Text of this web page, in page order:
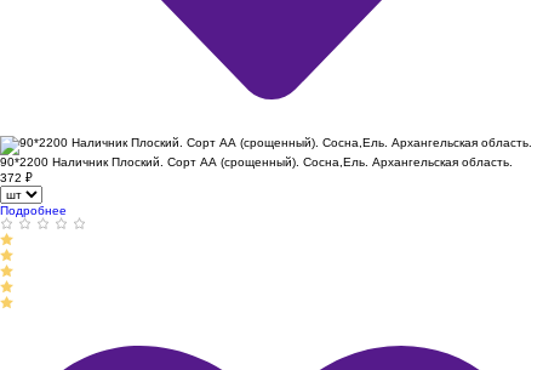
90*2200 Наличник Плоский. Сорт АА (срощенный). Сосна,Ель. Архангельская область.
372 ₽
Подробнее